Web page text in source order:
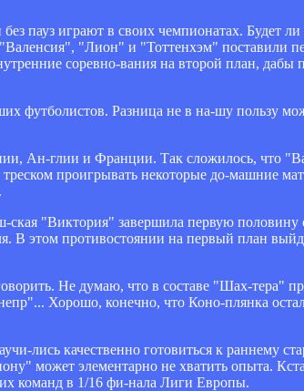
пауз играют в своих чемпионатах. Будет ли
"Лион" и "Тоттенхэм" поставили
соревно­-вания на второй план, дабы
футболистов. Разница не в на­-шу пользу
Ан­-глии и Франции. Так сложилось, что
проигрывать некоторые до­-машние
"Виктория" завершила первую половину
В этом противостоянии на первый план
Не думаю, что в составе "Шах­-тера"
Хорошо, конечно, что Коно­-плянка
лись качественно готовиться к раннему
может элементарно не хватить опыта.
команд в 1/16 фи­-нала Лиги Европы.